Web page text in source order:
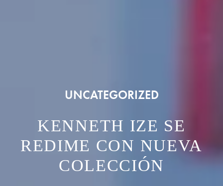
UNCATEGORIZED
KENNETH IZE SE
REDIME CON NUEVA
COLECCIÓN